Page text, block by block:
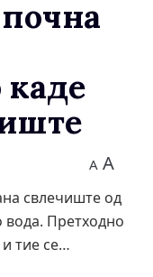
A A
свлечиште од
вода. Претходно
тие се…